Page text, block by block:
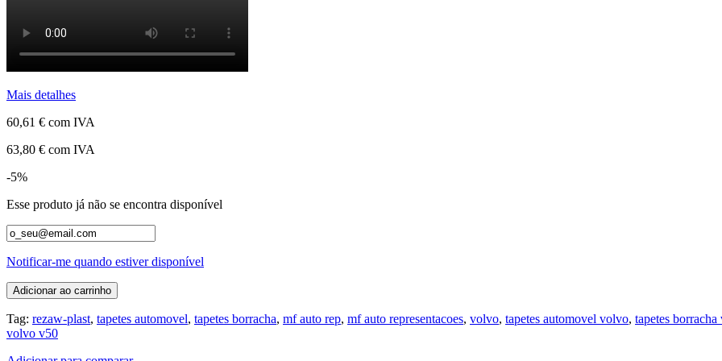
Mais detalhes
60,61 € com IVA
63,80 € com IVA
-5%
Esse produto já não se encontra disponível
Notificar-me quando estiver disponível
Adicionar ao carrinho
Tag: rezaw-plast, tapetes automovel, tapetes borracha, mf auto rep, mf auto representacoes, volvo, tapetes automovel volvo, tapetes
volvo v50